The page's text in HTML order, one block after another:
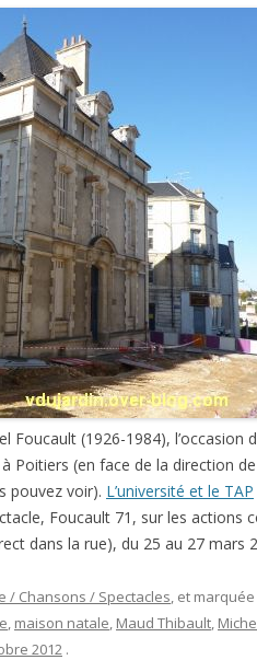
Foucault (1926-1984), l’occasion
Poitiers (en face de la direction de
pouvez voir). L’université et le TAP
Foucault 71, sur les actions
dans la rue), du 25 au 27 mars
/ Chansons / Spectacles, et
, maison natale, Maud Thibault,
2012 .